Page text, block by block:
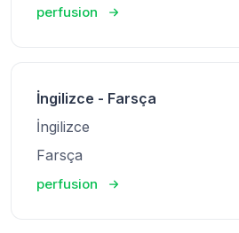
perfusion
İngilizce - Farsça
İngilizce
Farsça
perfusion